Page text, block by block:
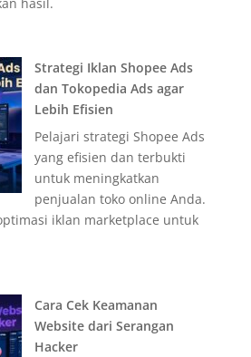
Strategi Iklan Shopee Ads
dan Tokopedia Ads agar
Lebih Efisien
Pelajari strategi Shopee Ads
yang efisien dan terbukti
untuk meningkatkan
penjualan toko online Anda.
iklan marketplace untuk
Cara Cek Keamanan
Website dari Serangan
Hacker